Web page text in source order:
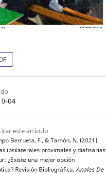
04
este artículo
Berrueta, F., & Tamón, N. (2021).
ipsilaterales proximales y diafisarias
¿Existe una mejor opción
Revisión Bibliográfica.Anales De